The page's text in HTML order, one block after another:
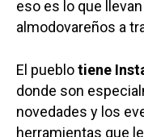
eso es lo que
almodovareños a
El pueblotiene
donde son
novedades y los
herramientas que